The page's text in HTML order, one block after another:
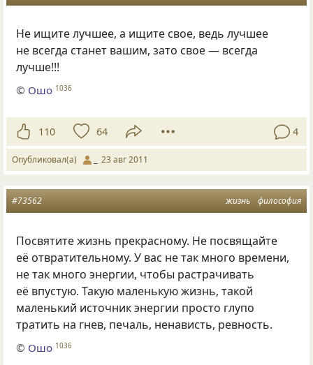
Не ищите лучшее, а ищите свое, ведь лучшее
не всегда станет вашим, зато свое — всегда
лучше!!!
© Ошо 1036
110 64 4
Опубликовал(а) 23 авг 2011
жизнь философия
#73562
Посвятите жизнь прекрасному. Не посвящайте
её отвратительному. У вас не так много времени,
не так много энергии, чтобы растрачивать
её впустую. Такую маленькую жизнь, такой
маленький источник энергии просто глупо
тратить на гнев, печаль, ненависть, ревность.
© Ошо 1036